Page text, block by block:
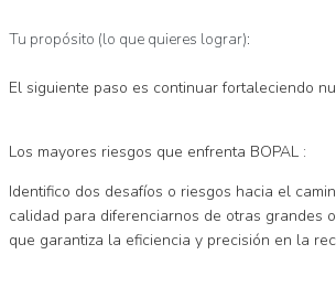
Tu propósito (lo que quieres lograr):
El siguiente paso es continuar fortaleciendo
Los mayores riesgos que enfrenta BOPAL :
Identifico dos desafíos o riesgos hacia el
calidad para diferenciarnos de otras grandes
que garantiza la eficiencia y precisión en la